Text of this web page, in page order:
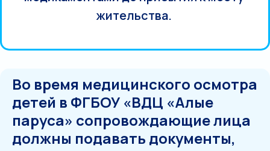
жительства.
Во время медицинского осмотра
детей в ФГБОУ «ВДЦ «Алые
паруса» сопровождающие лица
должны подавать документы,